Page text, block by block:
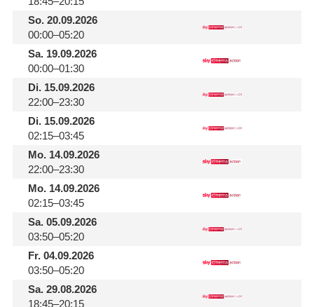
So.20.09.2026
00:00–05:20
Sa.19.09.2026
00:00–01:30
Di.15.09.2026
22:00–23:30
Di.15.09.2026
02:15–03:45
Mo.14.09.2026
22:00–23:30
Mo.14.09.2026
02:15–03:45
Sa.05.09.2026
03:50–05:20
Fr.04.09.2026
03:50–05:20
Sa.29.08.2026
18:45–20:15